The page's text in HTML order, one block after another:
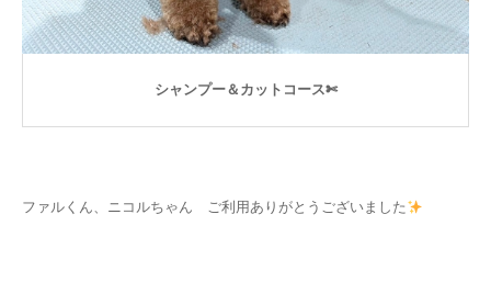
シャンプー＆カットコース✄
ファルくん、ニコルちゃん ご利用ありがとうございました